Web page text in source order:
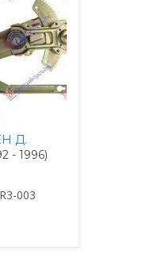
Д.
- 1996)
003